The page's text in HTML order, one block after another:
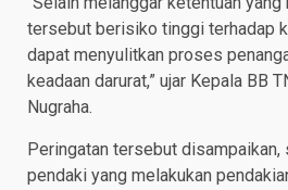
tersebut berisiko tinggi terhadap
dapat menyulitkan proses
keadaan darurat,” ujar Kepala BB
Nugraha.
Peringatan tersebut disampaikan,
pendaki yang melakukan